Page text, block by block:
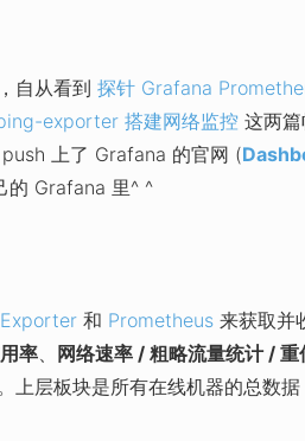
自从看到 探针 Grafana
exporter 搭建网络监控 这两
上了 Grafana 的官网 (
的 Grafana 里^ ^
和 Prometheus 来获取并
率、 网络速率 / 粗略流量统计 / 重
上层板块是所有在线机器的总数